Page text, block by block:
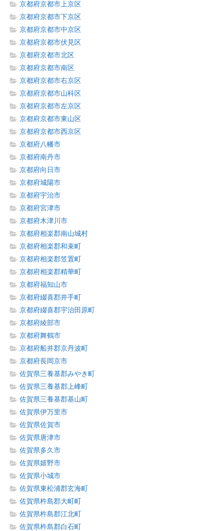
京都府京都市上京区
京都府京都市下京区
京都府京都市中京区
京都府京都市伏見区
京都府京都市北区
京都府京都市南区
京都府京都市右京区
京都府京都市山科区
京都府京都市左京区
京都府京都市東山区
京都府京都市西京区
京都府八幡市
京都府南丹市
京都府向日市
京都府城陽市
京都府宇治市
京都府宮津市
京都府木津川市
京都府相楽郡南山城村
京都府相楽郡和束町
京都府相楽郡笠置町
京都府相楽郡精華町
京都府福知山市
京都府綴喜郡井手町
京都府綴喜郡宇治田原町
京都府綾部市
京都府舞鶴市
京都府船井郡京丹波町
京都府長岡京市
佐賀県三養基郡みやき町
佐賀県三養基郡上峰町
佐賀県三養基郡基山町
佐賀県伊万里市
佐賀県佐賀市
佐賀県唐津市
佐賀県多久市
佐賀県嬉野市
佐賀県小城市
佐賀県東松浦郡玄海町
佐賀県杵島郡大町町
佐賀県杵島郡江北町
佐賀県杵島郡白石町